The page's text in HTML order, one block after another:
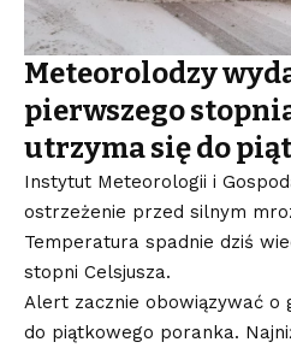
Meteorolodzy
pierwszego
utrzyma się do
Instytut Meteorologii i
ostrzeżenie przed silnym
Temperatura spadnie dziś
stopni Celsjusza.
Alert zacznie obowiązywać o
do piątkowego poranka.